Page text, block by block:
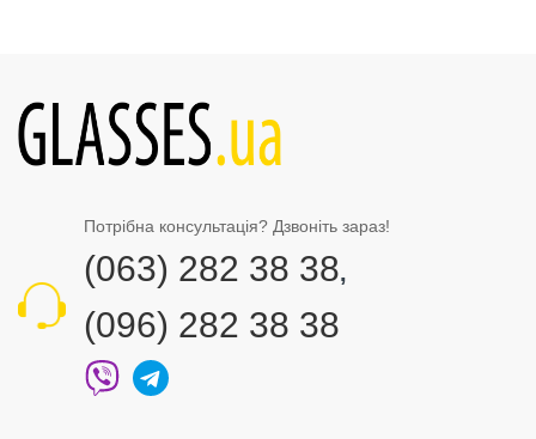
Потрібна консультація? Дзвоніть зараз!
(063) 282 38 38,
(096) 282 38 38